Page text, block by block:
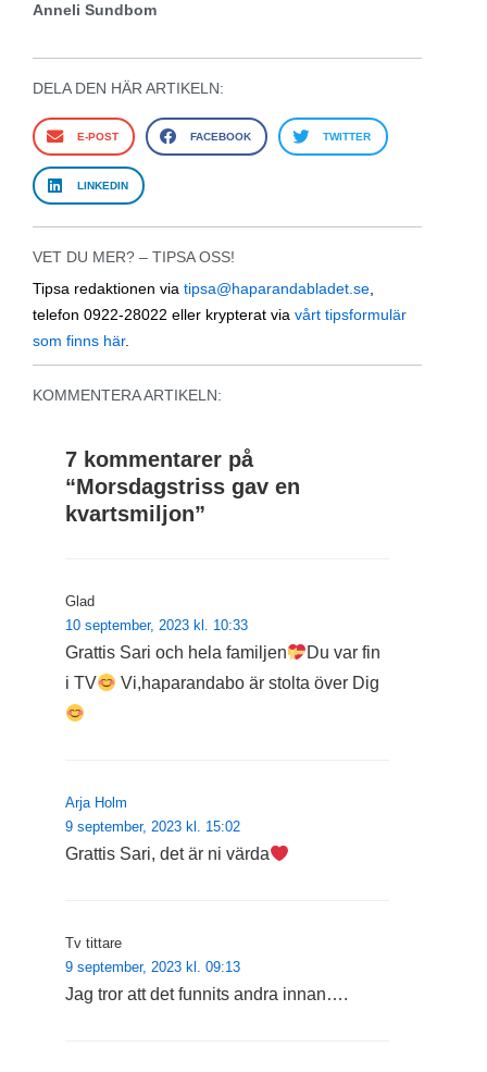
Anneli Sundbom
DELA DEN HÄR ARTIKELN:
E-POST FACEBOOK TWITTER
LINKEDIN
VET DU MER? – TIPSA OSS!
Tipsa redaktionen via tipsa@haparandabladet.se,
telefon 0922-28022 eller krypterat via vårt tipsformulär
som finns här.
KOMMENTERA ARTIKELN:
7 kommentarer på
“Morsdagstriss gav en
kvartsmiljon”
Glad
10 september, 2023 kl. 10:33
Grattis Sari och hela familjen
Du var fin
i TV
Vi,haparandabo är stolta över Dig
Arja Holm
9 september, 2023 kl. 15:02
Grattis Sari, det är ni värda
Tv tittare
9 september, 2023 kl. 09:13
Jag tror att det funnits andra innan….